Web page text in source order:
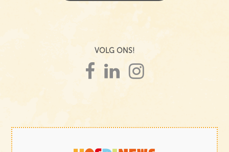
VOLG ONS!